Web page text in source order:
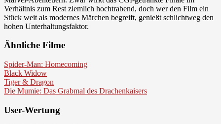
Verhältnis zum Rest ziemlich hochtrabend, doch wer den Film ein
Stück weit als modernes Märchen begreift, genießt schlichtweg den
hohen Unterhaltungsfaktor.
Ähnliche Filme
Spider-Man: Homecoming
Black Widow
Tiger & Dragon
Die Mumie: Das Grabmal des Drachenkaisers
User-Wertung